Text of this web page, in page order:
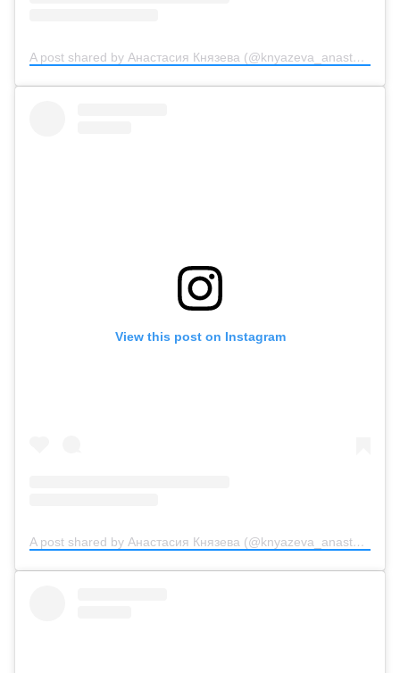
A post shared by Анастасия Князева (@knyazeva_anastasiya_official)
View this post on Instagram
A post shared by Анастасия Князева (@knyazeva_anastasiya_official)